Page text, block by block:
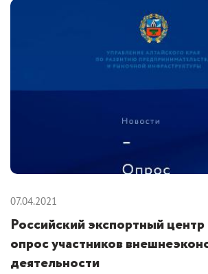
07.04.2021
Российский экспортный
опрос участников
деятельности